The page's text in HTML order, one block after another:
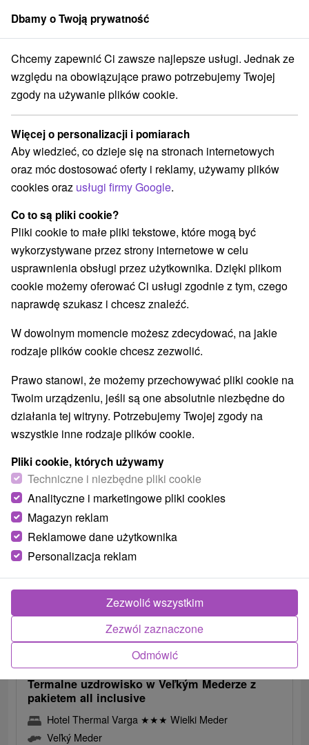
członek grupySorger
Specjalne oferty na Słowacji Pobyty jesienne Trnavský kraj
TOP - bestsellery pobyty jesienne
Trnavský kraj
Kategorie
Wszystkie kategorie
Pobyty z rabatem
Wellness pobyty(40)
Romantyczne wypady(9) Pobyty dla seniorów(21)
Wakacje rodzinne(23)
Wybierz lokalizację lub datę
Najlepiej sprzedające
Wsie i miasta
Piešťany(3) Veľký Meder(2)
TOP - BESTSELLERY NAJTAŃSZE
od332,94zł
Termalne uzdrowisko w Veľkým Mederze z
pakietem all inclusive
Hotel Thermal Varga ★★★ Wielki Meder
Veľký Meder
Dbamy o Twoją prywatność
Chcemy zapewnić Ci zawsze najlepsze usługi. Jednak ze
względu na obowiązujące prawo potrzebujemy Twojej
zgody na używanie plików cookie.
Więcej o personalizacji i pomiarach
Aby wiedzieć, co dzieje się na stronach internetowych
oraz móc dostosować oferty i reklamy, używamy plików
cookies oraz usługi firmy Google.
Co to są pliki cookie?
Pliki cookie to małe pliki tekstowe, które mogą być
wykorzystywane przez strony internetowe w celu
usprawnienia obsługi przez użytkownika. Dzięki plikom
cookie możemy oferować Ci usługi zgodnie z tym, czego
naprawdę szukasz i chcesz znaleźć.
W dowolnym momencie możesz zdecydować, na jakie
rodzaje plików cookie chcesz zezwolić.
Prawo stanowi, że możemy przechowywać pliki cookie na
Twoim urządzeniu, jeśli są one absolutnie niezbędne do
działania tej witryny. Potrzebujemy Twojej zgody na
wszystkie inne rodzaje plików cookie.
Pliki cookie, których używamy
Techniczne i niezbędne pliki cookie
Analityczne i marketingowe pliki cookies
Magazyn reklam
Reklamowe dane użytkownika
Personalizacja reklam
Odmówić
Zezwól zaznaczone
Zezwolić wszystkim